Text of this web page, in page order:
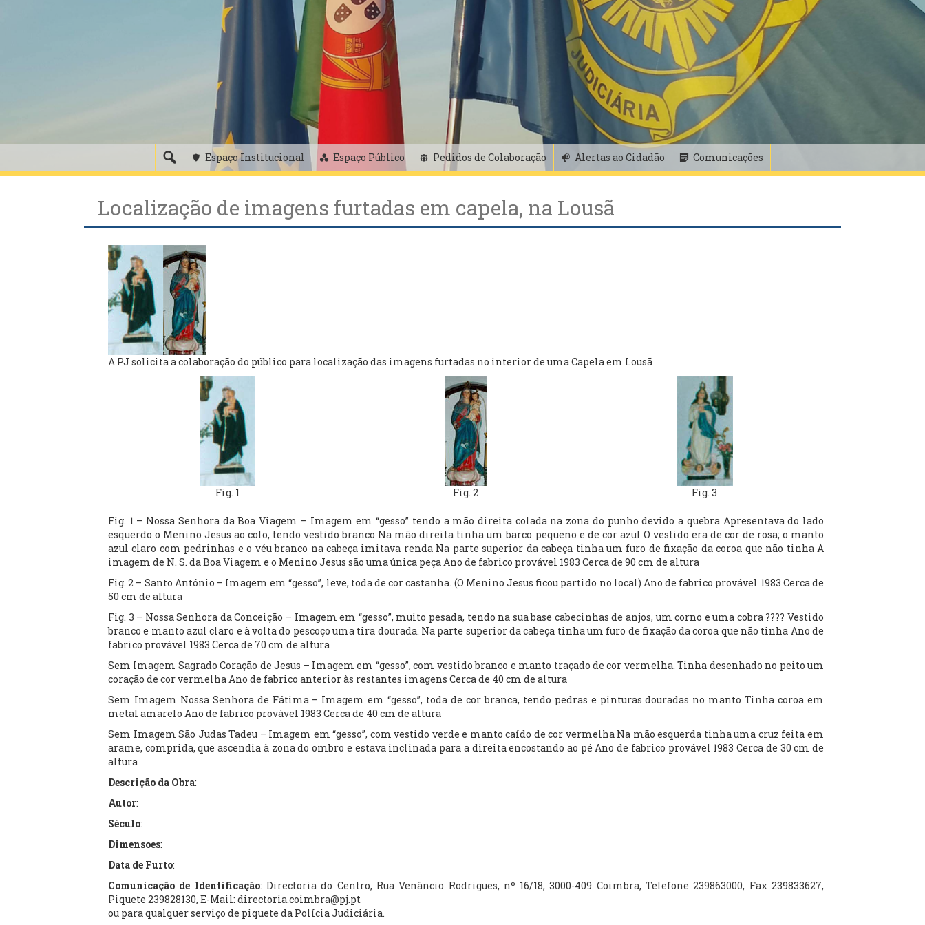
Espaço Institucional Espaço Público Pedidos de Colaboração Alertas ao Cidadão Comunicações
Localização de imagens furtadas em capela, na Lousã
A PJ solicita a colaboração do público para localização das imagens furtadas no interior de uma Capela em Lousã
Fig. 1 Fig. 2 Fig. 3
Fig. 1 – Nossa Senhora da Boa Viagem – Imagem em “gesso” tendo a mão direita colada na zona do punho devido a quebra Apresentava do lado
esquerdo o Menino Jesus ao colo, tendo vestido branco Na mão direita tinha um barco pequeno e de cor azul O vestido era de cor de rosa; o manto
azul claro com pedrinhas e o véu branco na cabeça imitava renda Na parte superior da cabeça tinha um furo de fixação da coroa que não tinha A
imagem de N. S. da Boa Viagem e o Menino Jesus são uma única peça Ano de fabrico provável 1983 Cerca de 90 cm de altura
Fig. 2 – Santo António – Imagem em “gesso”, leve, toda de cor castanha. (O Menino Jesus ficou partido no local) Ano de fabrico provável 1983 Cerca de
50 cm de altura
Fig. 3 – Nossa Senhora da Conceição – Imagem em “gesso”, muito pesada, tendo na sua base cabecinhas de anjos, um corno e uma cobra ???? Vestido
branco e manto azul claro e à volta do pescoço uma tira dourada. Na parte superior da cabeça tinha um furo de fixação da coroa que não tinha Ano de
fabrico provável 1983 Cerca de 70 cm de altura
Sem Imagem Sagrado Coração de Jesus – Imagem em “gesso”, com vestido branco e manto traçado de cor vermelha. Tinha desenhado no peito um
coração de cor vermelha Ano de fabrico anterior às restantes imagens Cerca de 40 cm de altura
Sem Imagem Nossa Senhora de Fátima – Imagem em “gesso”, toda de cor branca, tendo pedras e pinturas douradas no manto Tinha coroa em
metal amarelo Ano de fabrico provável 1983 Cerca de 40 cm de altura
Sem Imagem São Judas Tadeu – Imagem em “gesso”, com vestido verde e manto caído de cor vermelha Na mão esquerda tinha uma cruz feita em
arame, comprida, que ascendia à zona do ombro e estava inclinada para a direita encostando ao pé Ano de fabrico provável 1983 Cerca de 30 cm de
altura
Descrição da Obra:
Autor:
Século:
Dimensoes:
Data de Furto:
Comunicação de Identificação: Directoria do Centro, Rua Venâncio Rodrigues, nº 16/18, 3000-409 Coimbra, Telefone 239863000, Fax 239833627,
Piquete 239828130, E-Mail: directoria.coimbra@pj.pt
ou para qualquer serviço de piquete da Polícia Judiciária.